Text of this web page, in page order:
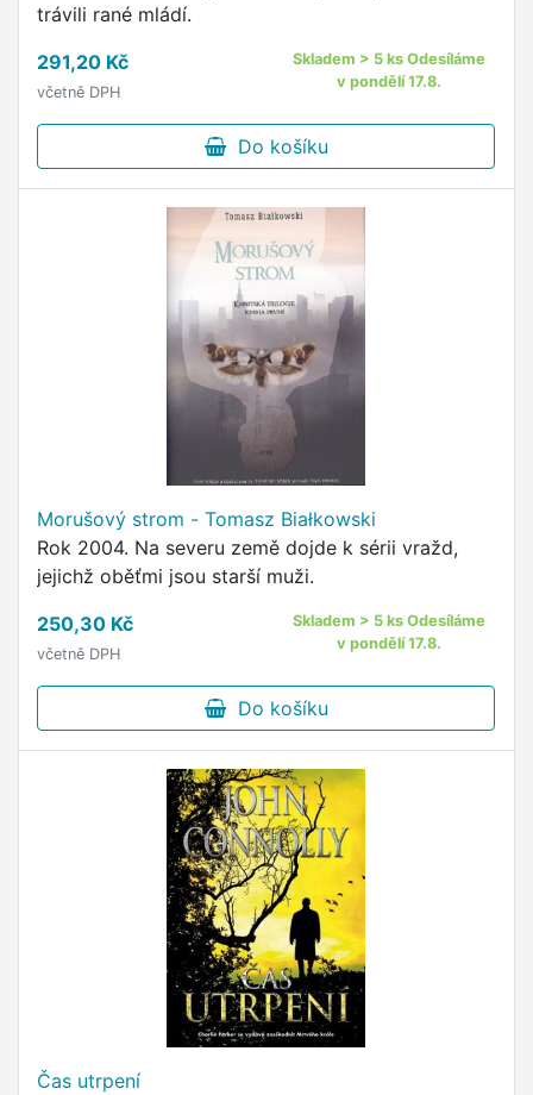
trávili rané mládí.
291,20 Kč
včetně DPH
Skladem > 5 ks Odesíláme
v pondělí 17.8.
Do košíku
Morušový strom - Tomasz Białkowski
Rok 2004. Na severu země dojde k sérii vražd,
jejichž oběťmi jsou starší muži.
250,30 Kč
včetně DPH
Skladem > 5 ks Odesíláme
v pondělí 17.8.
Do košíku
Čas utrpení